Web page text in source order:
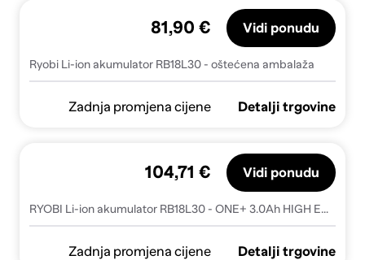
Ryobi Li-ion akumulator RB18L30 - oštećena ambalaža
81,90 € Vidi ponudu
Zadnja promjena cijene Detalji trgovine
RYOBI Li-ion akumulator RB18L30 - ONE+ 3.0Ah HIGH ENERGY
104,71 € Vidi ponudu
Zadnja promjena cijene Detalji trgovine